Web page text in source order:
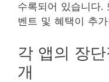
수록되어 있습니다.
벤트 및 혜택이 추
각 앱의 장
개